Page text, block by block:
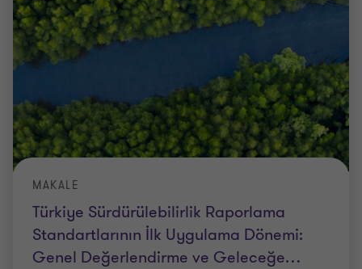
Türkiye Sürdürülebilirlik Raporlama
Standartlarının İlk Uygulama Dönemi:
Genel Değerlendirme ve Geleceğe…
MAKALE